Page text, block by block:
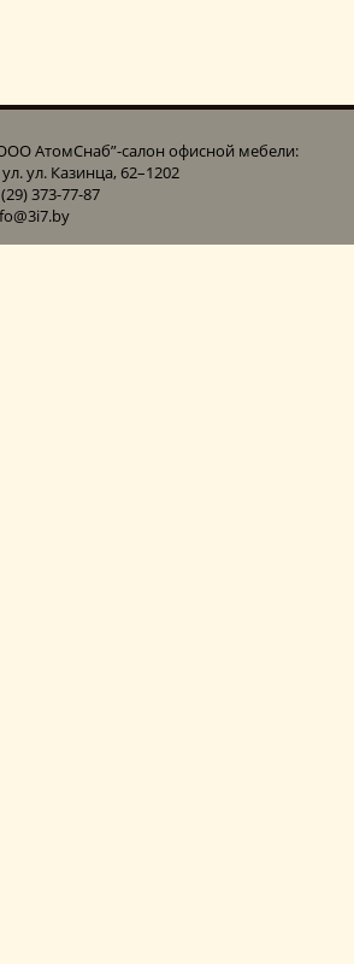
АтомСнаб”-cалон офисной мебели:
ул. Казинца, 62–1202
373-77-87